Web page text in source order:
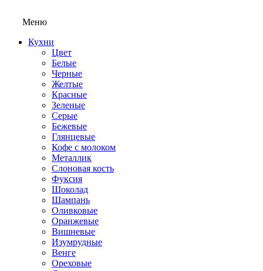
Меню
Кухни
Цвет
Белые
Черные
Желтые
Красные
Зеленые
Серые
Бежевые
Глянцевые
Кофе с молоком
Металлик
Слоновая кость
Фуксия
Шоколад
Шампань
Оливковые
Оранжевые
Вишневые
Изумрудные
Венге
Ореховые